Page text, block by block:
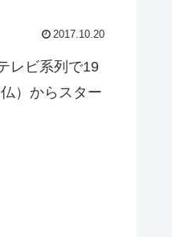
2017.10.20
レビ系列で19
）からスター